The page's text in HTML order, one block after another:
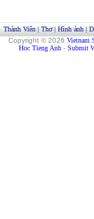
Thành Viên| Thơ| Hình ảnh|
Copyright © 2026 Vietnam
Hoc Tieng Anh - Submit